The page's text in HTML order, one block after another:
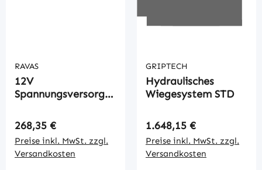
RAVAS
12V
Spannungsversorgun
Regulärer Preis:
268,35 €
Preise inkl. MwSt. zzgl.
Versandkosten
GRIPTECH
Hydraulisches
Wiegesystem STD
Regulärer Preis:
1.648,15 €
Preise inkl. MwSt. zzgl.
Versandkosten